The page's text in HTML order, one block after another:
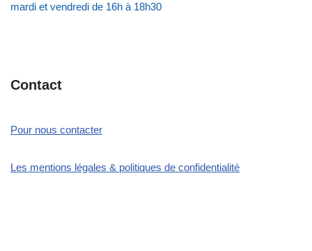
mardi et vendredi de 16h à 18h30
Contact
Pour nous contacter
Les mentions légales & politiques de confidentialité